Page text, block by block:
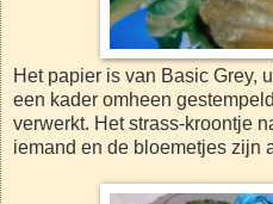
Het papier is van Basic Grey,
een kader omheen
verwerkt. Het strass-kroontje
iemand en de bloemetjes zijn